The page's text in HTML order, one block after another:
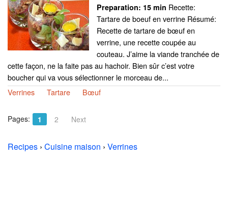
Preparation: 15 min Recette:
Tartare de boeuf en verrine Résumé:
Recette de tartare de bœuf en
verrine, une recette coupée au
couteau. J’aime la viande tranchée de
cette façon, ne la faite pas au hachoir. Bien sûr c’est votre
boucher qui va vous sélectionner le morceau de...
Verrines
Tartare Bœuf
Pages: 1 2 Next
Recipes › Cuisine maison › Verrines